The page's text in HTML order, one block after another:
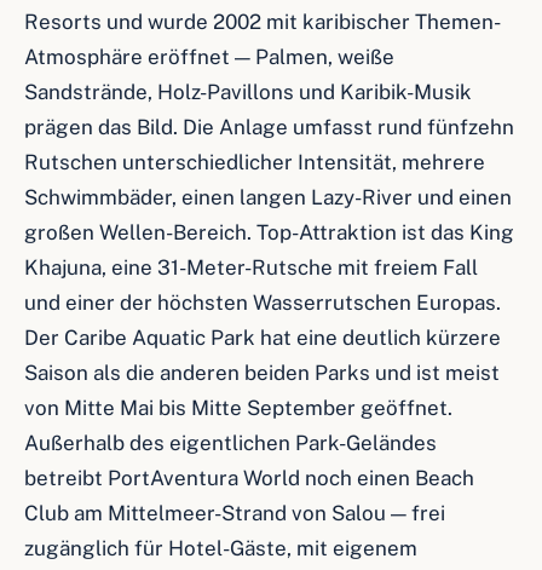
Resorts und wurde 2002 mit karibischer Themen-
Atmosphäre eröffnet — Palmen, weiße
Sandstrände, Holz-Pavillons und Karibik-Musik
prägen das Bild. Die Anlage umfasst rund fünfzehn
Rutschen unterschiedlicher Intensität, mehrere
Schwimmbäder, einen langen Lazy-River und einen
großen Wellen-Bereich. Top-Attraktion ist das King
Khajuna, eine 31-Meter-Rutsche mit freiem Fall
und einer der höchsten Wasserrutschen Europas.
Der Caribe Aquatic Park hat eine deutlich kürzere
Saison als die anderen beiden Parks und ist meist
von Mitte Mai bis Mitte September geöffnet.
Außerhalb des eigentlichen Park-Geländes
betreibt PortAventura World noch einen Beach
Club am Mittelmeer-Strand von Salou — frei
zugänglich für Hotel-Gäste, mit eigenem